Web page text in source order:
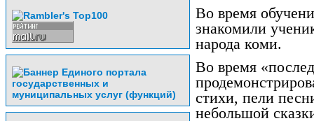
Во время
знакомили
народа коми.
Во время
стихи, пели
небольшой